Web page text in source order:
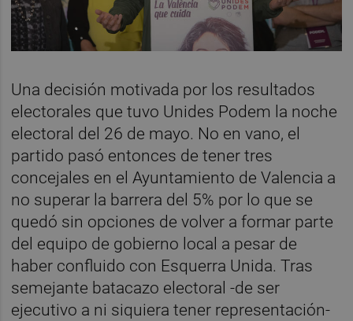
Una decisión motivada por los resultados
electorales que tuvo Unides Podem la noche
electoral del 26 de mayo. No en vano, el
partido pasó entonces de tener tres
concejales en el Ayuntamiento de Valencia a
no superar la barrera del 5% por lo que se
quedó sin opciones de volver a formar parte
del equipo de gobierno local a pesar de
haber confluido con Esquerra Unida. Tras
semejante batacazo electoral -de ser
ejecutivo a ni siquiera tener representación-